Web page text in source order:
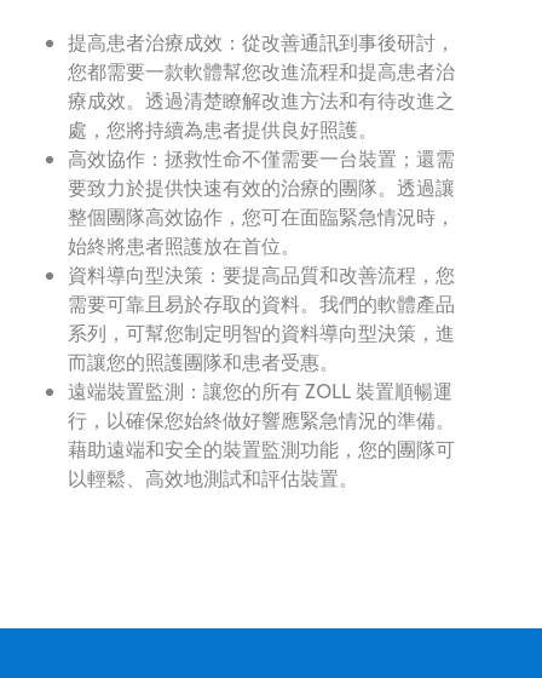
提高患者治療成效：從改善通訊到事後研討，
您都需要一款軟體幫您改進流程和提高患者治
療成效。透過清楚瞭解改進方法和有待改進之
處，您將持續為患者提供良好照護。
高效協作：拯救性命不僅需要一台裝置；還需
要致力於提供快速有效的治療的團隊。透過讓
整個團隊高效協作，您可在面臨緊急情況時，
始終將患者照護放在首位。
資料導向型決策：要提高品質和改善流程，您
需要可靠且易於存取的資料。我們的軟體產品
系列，可幫您制定明智的資料導向型決策，進
而讓您的照護團隊和患者受惠。
遠端裝置監測：讓您的所有 ZOLL 裝置順暢運
行，以確保您始終做好響應緊急情況的準備。
藉助遠端和安全的裝置監測功能，您的團隊可
以輕鬆、高效地測試和評估裝置。